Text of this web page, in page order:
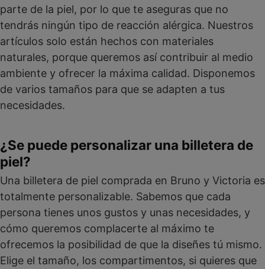
parte de la piel, por lo que te aseguras que no
tendrás ningún tipo de reacción alérgica. Nuestros
artículos solo están hechos con materiales
naturales, porque queremos así contribuir al medio
ambiente y ofrecer la máxima calidad. Disponemos
de varios tamaños para que se adapten a tus
necesidades.
¿Se puede personalizar una billetera de
piel?
Una billetera de piel comprada en Bruno y Victoria es
totalmente personalizable. Sabemos que cada
persona tienes unos gustos y unas necesidades, y
cómo queremos complacerte al máximo te
ofrecemos la posibilidad de que la diseñes tú mismo.
Elige el tamaño, los compartimentos, si quieres que